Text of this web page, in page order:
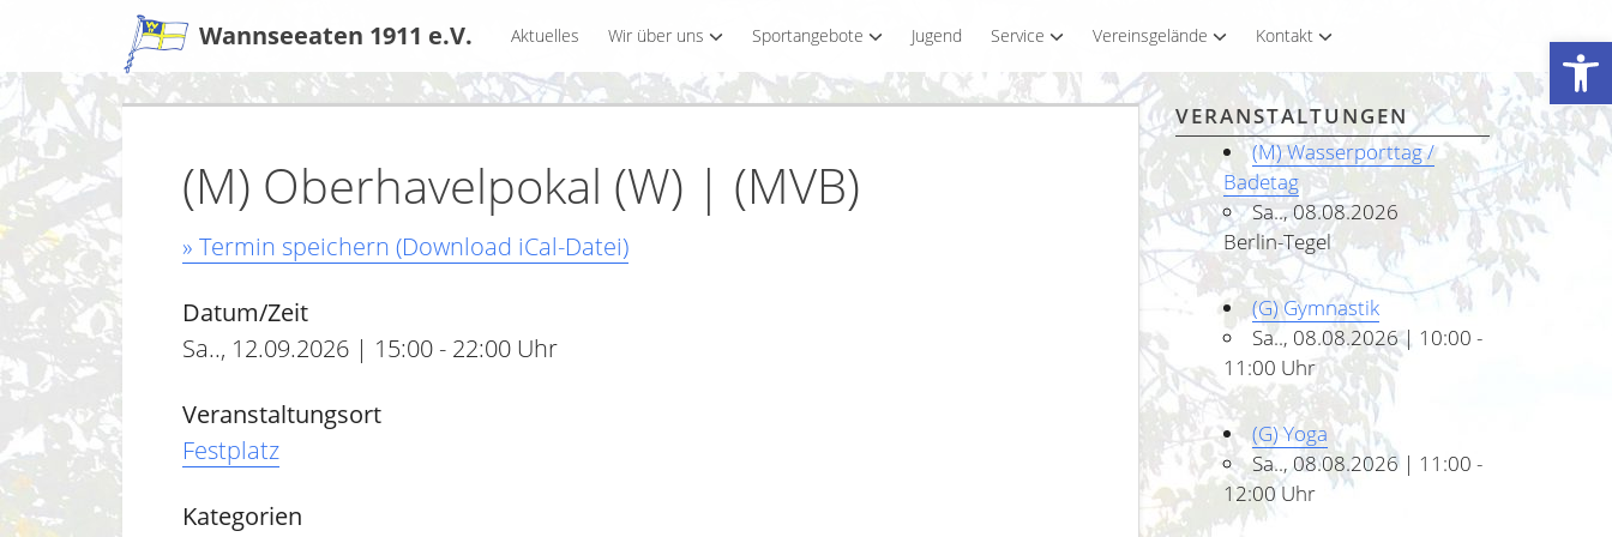
Werkzeugleiste öffnen
Wannseeaten 1911 e.V. Aktuelles Wir über uns Sportangebote Jugend Service Vereinsgelände Kontakt
(M) Oberhavelpokal (W) | (MVB)
» Termin speichern (Download iCal-Datei)
Datum/Zeit
Sa.., 12.09.2026 | 15:00 - 22:00 Uhr
Veranstaltungsort
Festplatz
Kategorien
VERANSTALTUNGEN
(M) Wasserporttag /
Badetag
Sa.., 08.08.2026
Berlin-Tegel
(G) Gymnastik
Sa.., 08.08.2026 | 10:00 -
11:00 Uhr
(G) Yoga
Sa.., 08.08.2026 | 11:00 -
12:00 Uhr